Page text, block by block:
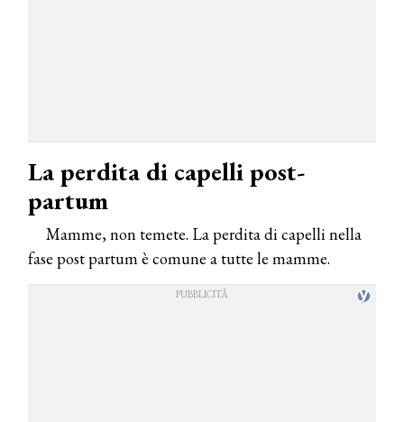
La perdita di capelli post-
partum
Mamme, non temete. La perdita di capelli nella
fase post partum è comune a tutte le mamme.